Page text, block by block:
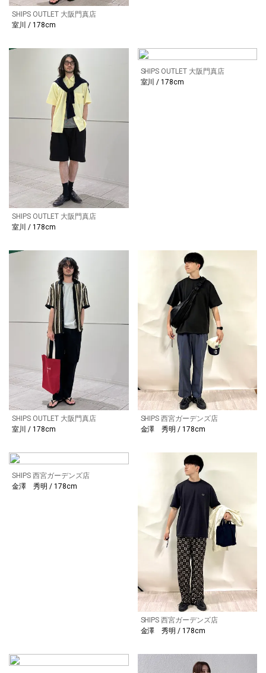
SHIPS OUTLET 大阪門真店
室川 / 178cm
SHIPS OUTLET 大阪門真店
室川 / 178cm
SHIPS OUTLET 大阪門真店
室川 / 178cm
SHIPS OUTLET 大阪門真店
室川 / 178cm
SHIPS 西宮ガーデンズ店
金澤 秀明 / 178cm
SHIPS 西宮ガーデンズ店
金澤 秀明 / 178cm
SHIPS 西宮ガーデンズ店
金澤 秀明 / 178cm